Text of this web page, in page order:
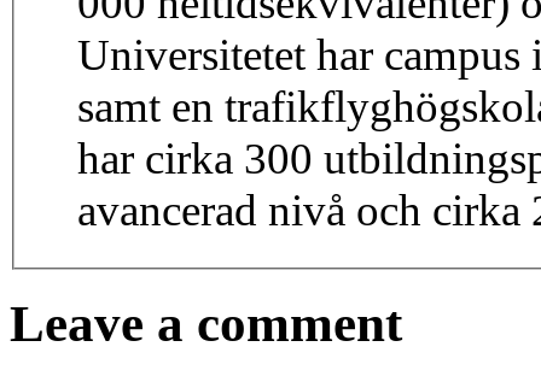
Universitetet har
samt en
har cirka 300
avancerad nivå och cirka
Leave a comment